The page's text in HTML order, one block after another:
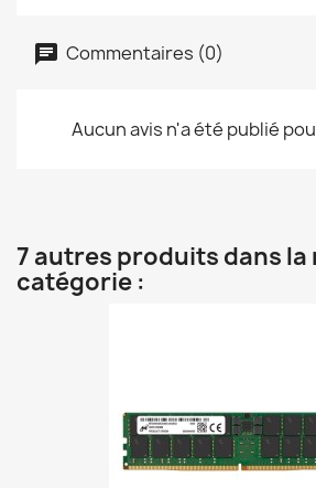
Commentaires (0)
Aucun avis n'a été publié
7 autres produits dans la
catégorie :